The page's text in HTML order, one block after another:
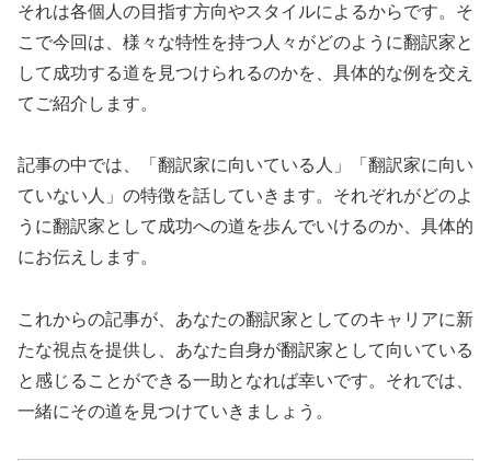
それは各個人の目指す方向やスタイルによるからです。そ
こで今回は、様々な特性を持つ人々がどのように翻訳家と
して成功する道を見つけられるのかを、具体的な例を交え
てご紹介します。
記事の中では、「翻訳家に向いている人」「翻訳家に向い
ていない人」の特徴を話していきます。それぞれがどのよ
うに翻訳家として成功への道を歩んでいけるのか、具体的
にお伝えします。
これからの記事が、あなたの翻訳家としてのキャリアに新
たな視点を提供し、あなた自身が翻訳家として向いている
と感じることができる一助となれば幸いです。それでは、
一緒にその道を見つけていきましょう。